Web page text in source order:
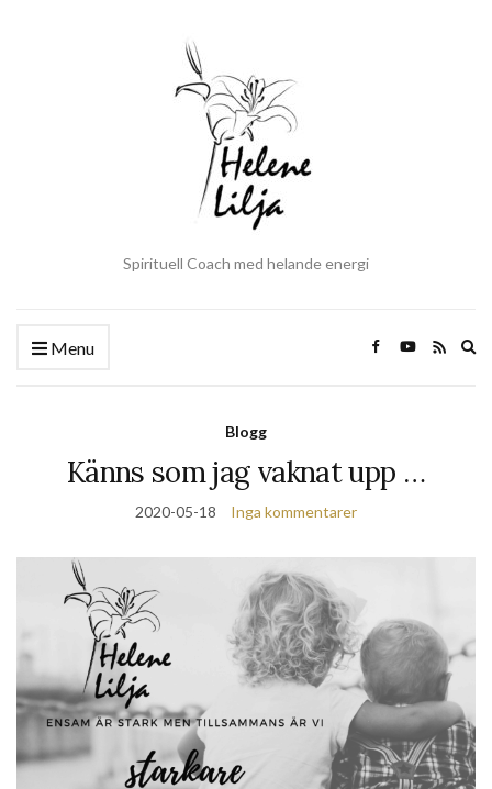
Spirituell Coach med helande energi
Menu
Blogg
Känns som jag vaknat upp …
2020-05-18 Inga kommentarer